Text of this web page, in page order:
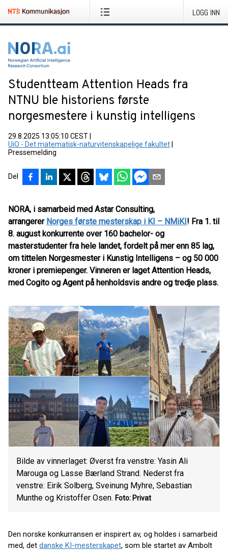
LOGG INN
Studentteam Attention Heads fra
NTNU ble historiens første
norgesmestere i kunstig intelligens
29.8.2025 13:05:10 CEST
UiO - Det matematisk-naturvitenskapelige fakultet
Pressemelding
Del
NORA, i samarbeid med Astar Consulting,
arrangerer Norges første mesterskap i KI – NMiKI! Fra 1. til
8. august konkurrente over 160 bachelor- og
masterstudenter fra hele landet, fordelt på mer enn 85 lag,
om tittelen Norgesmester i Kunstig Intelligens – og 50 000
kroner i premiepenger. Vinneren er laget Attention Heads,
med Cogito og Agent på henholdsvis andre og tredje plass.
Bilde av vinnerlaget: Øverst fra venstre: Yasin Ali
Marouga og Lasse Bærland Strand. Nederst fra
venstre: Eirik Solberg, Sveinung Myhre, Sebastian
Munthe og Kristoffer Osen. Foto: Privat
Den norske konkurransen er inspirert av, og holdes i samarbeid
med, det danske KI-mesterskapet, som ble startet av Ambolt